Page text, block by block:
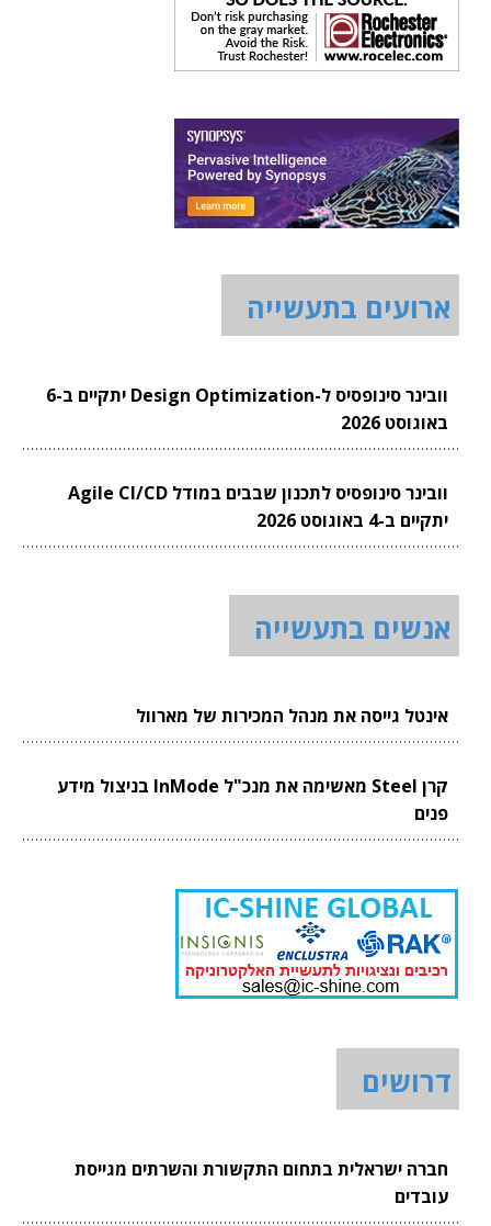
ארועים בתעשייה
וובינר סינופסיס ל-Design Optimization יתקיים ב-6
באוגוסט 2026
וובינר סינופסיס לתכנון שבבים במודל Agile CI/CD
יתקיים ב-4 באוגוסט 2026
אנשים בתעשייה
אינטל גייסה את מנהל המכירות של מארוול
קרן Steel מאשימה את מנכ"ל InMode בניצול מידע
פנים
דרושים
חברה ישראלית בתחום התקשורת והשרתים מגייסת
עובדים